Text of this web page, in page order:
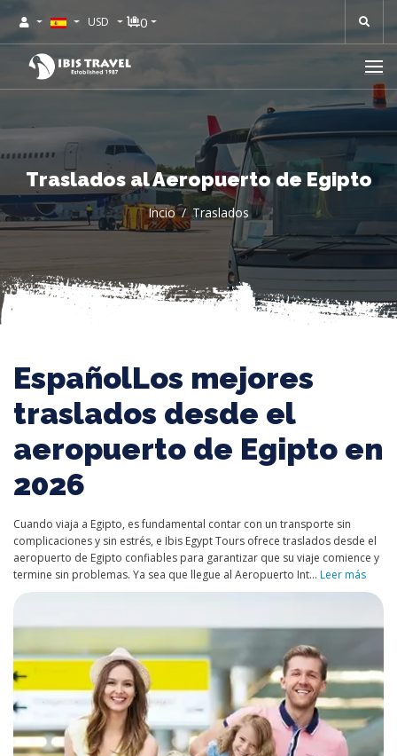
USD 0
Traslados al Aeropuerto de Egipto
Incio Traslados
EspañolLos mejores
traslados desde el
aeropuerto de Egipto en
2026
Cuando viaja a Egipto, es fundamental contar con un transporte sin
complicaciones y sin estrés, e Ibis Egypt Tours ofrece traslados desde el
aeropuerto de Egipto confiables para garantizar que su viaje comience y
termine sin problemas. Ya sea que llegue al Aeropuerto Int... Leer más